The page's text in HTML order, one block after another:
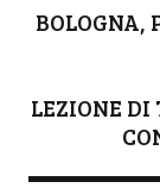
R
BOLOGNA,
LEZIONE